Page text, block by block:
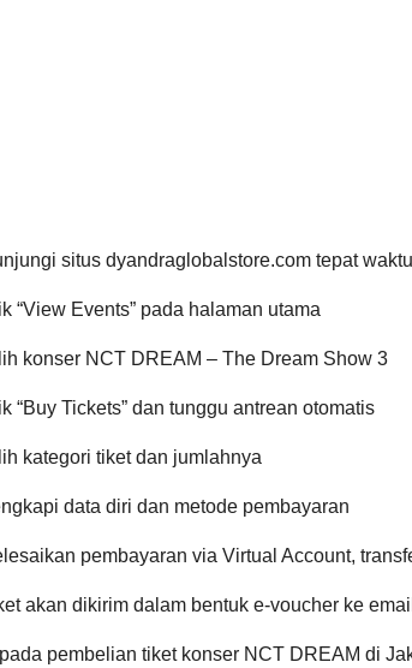
situs dyandraglobalstore.com tepat waktu
“View Events” pada halaman utama
konser NCT DREAM – The Dream Show 3
“Buy Tickets” dan tunggu antrean otomatis
kategori tiket dan jumlahnya
data diri dan metode pembayaran
pembayaran via Virtual Account,
akan dikirim dalam bentuk e-voucher ke
pembelian tiket konser NCT DREAM di